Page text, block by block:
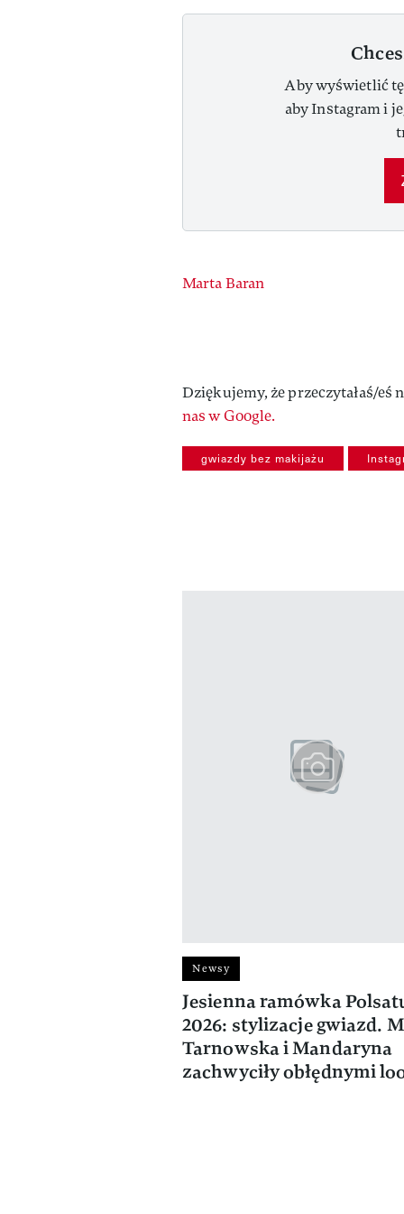
Aby wyświetlić
aby Instagram i
Authors
Marta Baran
Dziękujemy, że przeczytałaś/eś
nas w Google.
gwiazdy bez makijażu
previous element
Newsy
Jesienna ramówka
2026: stylizacje gwiazd.
Tarnowska i Mandaryna
zachwyciły obłędnymi